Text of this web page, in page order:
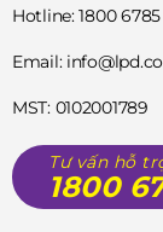
Hotline: 1800 6785
Email:
MST: 0102001789
Tư vấn hỗ
1800